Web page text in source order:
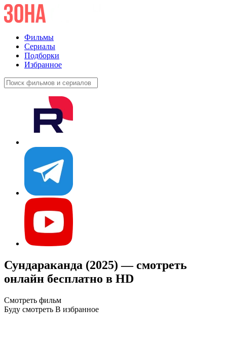
Фильмы
Сериалы
Подборки
Избранное
Сундараканда (2025) — смотреть
онлайн бесплатно в HD
Смотреть фильм
Буду смотреть В избранное